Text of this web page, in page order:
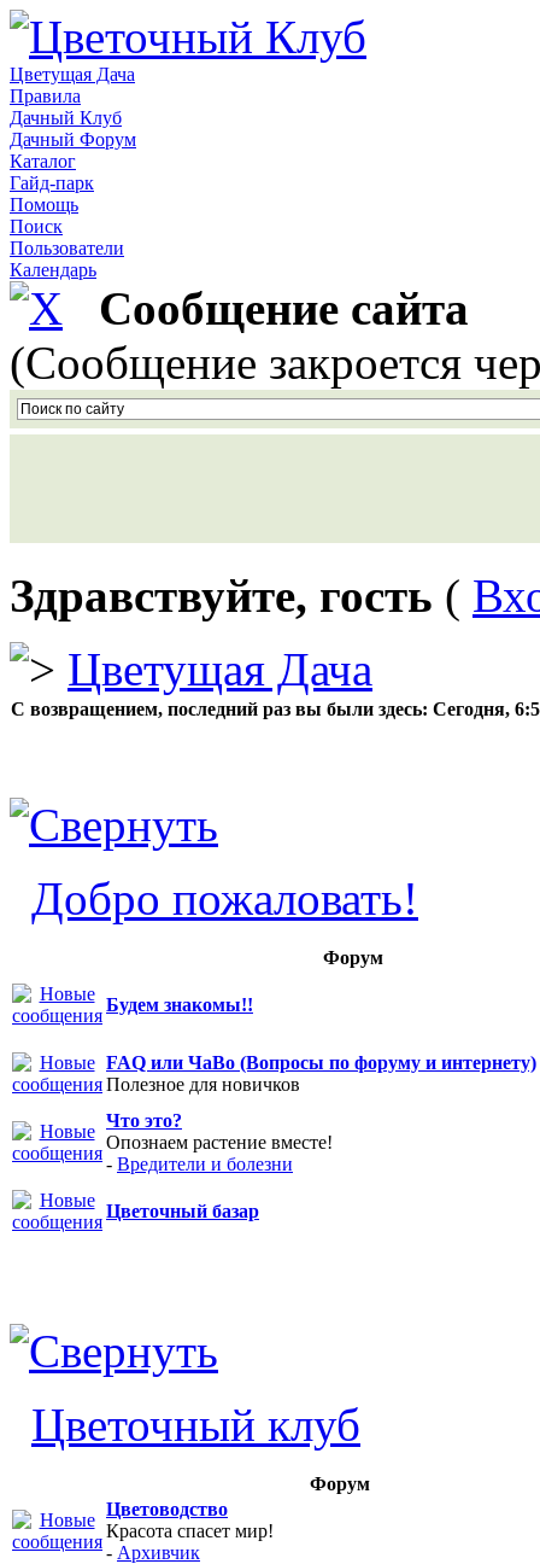
Цветущая Дача
Правила
Дачный Клуб
Дачный Форум
Каталог
Гайд-парк
Помощь
Поиск
Пользователи
Календарь
Сообщение сайта
(Сообщение закроется
Здравствуйте, гость (
Цветущая Дача
С возвращением, последний раз вы были здесь: Сегодня,
Добро пожаловать!
Форум
Будем знакомы!!
FAQ или ЧаВо (Вопросы по форуму и интернету)
Полезное для новичков
Что это?
Опознаем растение вместе!
- Вредители и болезни
Цветочный базар
Цветочный клуб
Форум
Цветоводство
Красота спасет мир!
- Архивчик